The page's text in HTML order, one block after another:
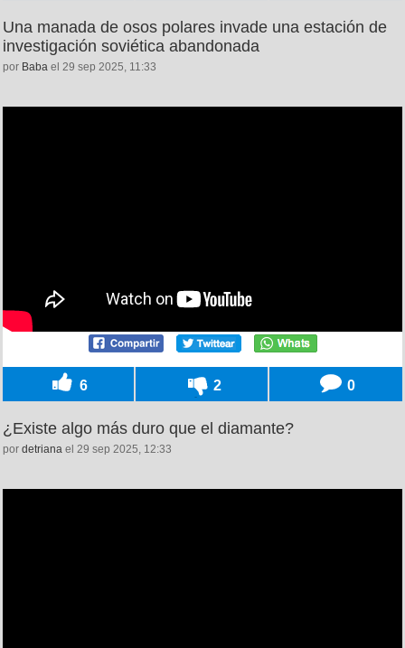
Una manada de osos polares invade una estación de
investigación soviética abandonada
por Baba el 29 sep 2025, 11:33
6 2 0
¿Existe algo más duro que el diamante?
por detriana el 29 sep 2025, 12:33